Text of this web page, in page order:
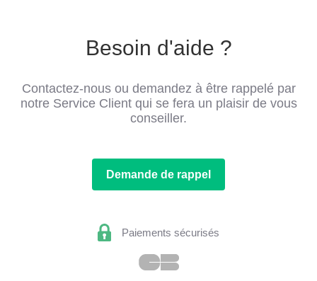
Besoin d'aide ?
Contactez-nous ou demandez à être rappelé par
notre Service Client qui se fera un plaisir de vous
conseiller.
Demande de rappel
Paiements sécurisés